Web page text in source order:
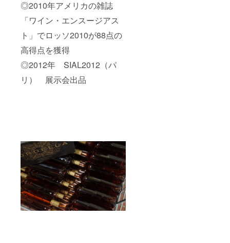
◎2010年アメリカの雑誌
「ワイン・エンスージアス
ト」でロッソ2010が88点の
高得点を獲得
◎2012年 SIAL2012（パ
リ） 展示会出品